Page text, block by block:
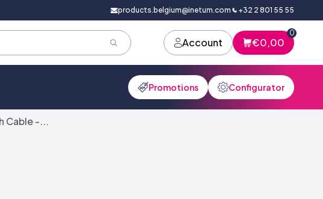
products.belgium@inetum.com +32 2 801 55 55
Account €0,00
0
Promotions Configurator
Cable -...